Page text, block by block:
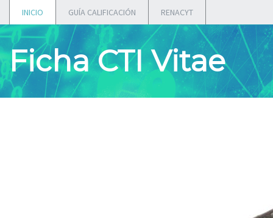
INICIO GUÍA CALIFICACIÓN RENACYT
Ficha CTI Vitae